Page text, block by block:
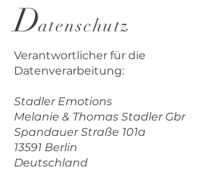
Datenschutz
Verantwortlicher für die
Datenverarbeitung:
Stadler Emotions
Melanie & Thomas Stadler Gbr
Spandauer Straße 101a
13591 Berlin
Deutschland